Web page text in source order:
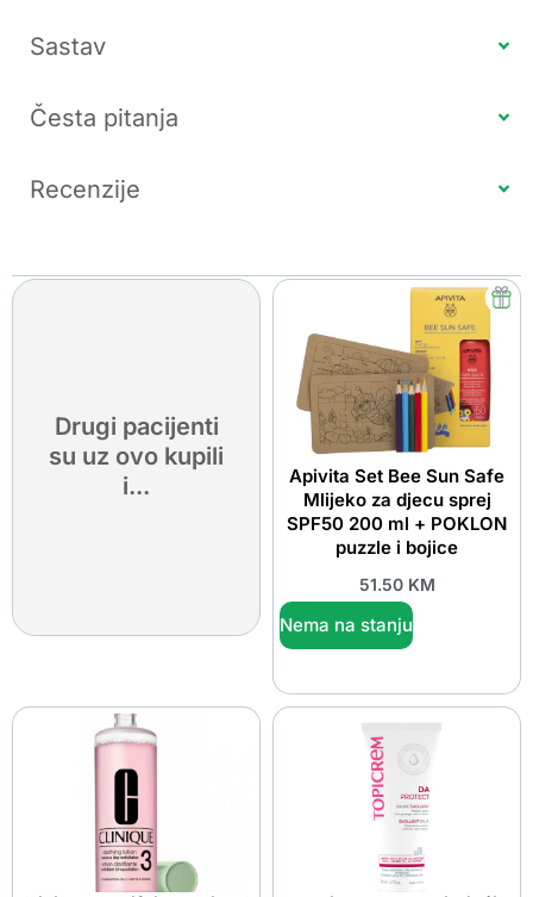
Sastav
Česta pitanja
Recenzije
Drugi pacijenti
su uz ovo kupili
i...
Apivita Set Bee Sun Safe
Mlijeko za djecu sprej
SPF50 200 ml + POKLON
puzzle i bojice
51.50 KM
Nema na stanju